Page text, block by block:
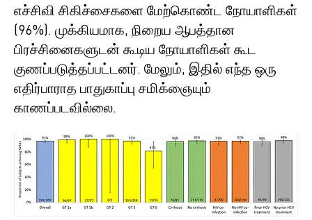
எச்சிவி சிகிச்சைகளை மேற்கொண்ட நோயாளிகள்
(96%). முக்கியமாக, நிறைய ஆபத்தான
பிரச்சினைகளுடன் கூடிய நோயாளிகள் கூட
குணப்படுத்தப்பட்டனர். மேலும், இதில் எந்த ஒரு
எதிர்பாராத பாதுகாப்பு சமிக்ஞையும்
காணப்படவில்லை.